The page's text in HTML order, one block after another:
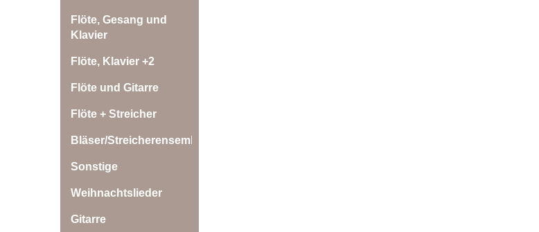
Flöte, Gesang und
Klavier
Flöte, Klavier +2
Flöte und Gitarre
Flöte + Streicher
Bläser/Streicherensemble
Sonstige
Weihnachtslieder
Gitarre